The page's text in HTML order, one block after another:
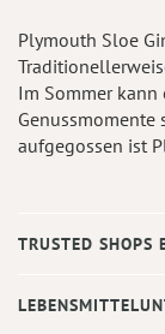
Plymouth Sloe
Im Sommer
Genussmomente
aufgegossen ist
TRUSTED SHOPS